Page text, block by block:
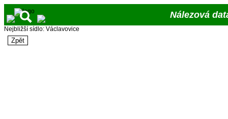
Nálezová
Nejbližší sídlo: Václavovice